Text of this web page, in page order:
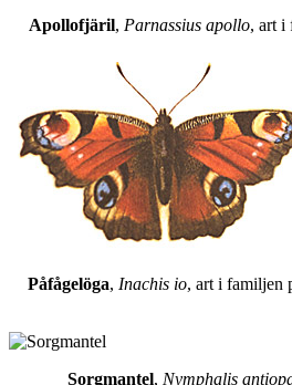
Apollofjäril, Parnassius apollo, art i
Påfågelöga, Inachis io, art i familjen
Sorgmantel, Nymphalis